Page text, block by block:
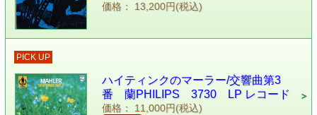
価格： 13,200円(税込)
PICK UP
ハイティンクのマーラー/交響曲第3
番 蘭PHILIPS 3730 LP レコード
価格： 11,000円(税込)